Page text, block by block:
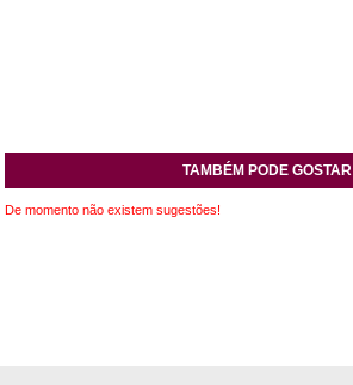
TAMBÉM PODE GOSTAR
De momento não existem sugestões!